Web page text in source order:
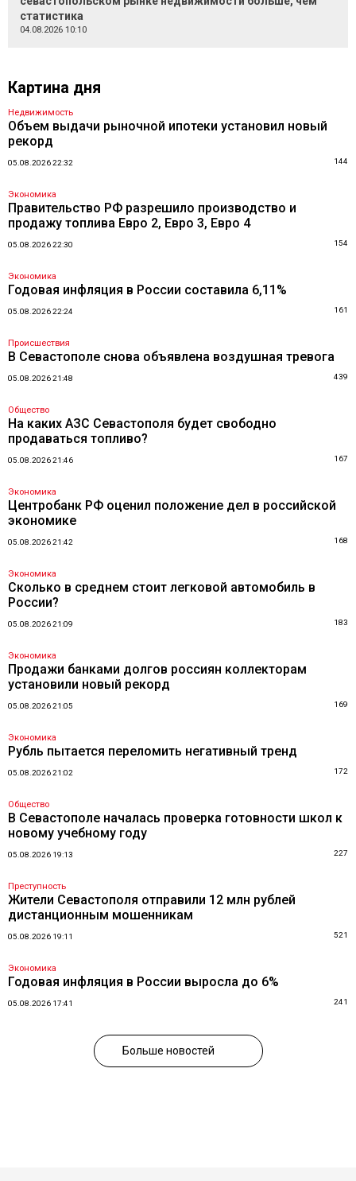
статистика
04.08.2026 10:10
Картина дня
Недвижимость
Объем выдачи рыночной ипотеки установил новый
рекорд
05.08.2026 22:32 144
Экономика
Правительство РФ разрешило производство и
продажу топлива Евро 2, Евро 3, Евро 4
05.08.2026 22:30 154
Экономика
Годовая инфляция в России составила 6,11%
05.08.2026 22:24 161
Происшествия
В Севастополе снова объявлена воздушная тревога
05.08.2026 21:48 439
Общество
На каких АЗС Севастополя будет свободно
продаваться топливо?
05.08.2026 21:46 167
Экономика
Центробанк РФ оценил положение дел в российской
экономике
05.08.2026 21:42 168
Экономика
Сколько в среднем стоит легковой автомобиль в
России?
05.08.2026 21:09 183
Экономика
Продажи банками долгов россиян коллекторам
установили новый рекорд
05.08.2026 21:05 169
Экономика
Рубль пытается переломить негативный тренд
05.08.2026 21:02 172
Общество
В Севастополе началась проверка готовности школ к
новому учебному году
05.08.2026 19:13 227
Преступность
Жители Севастополя отправили 12 млн рублей
дистанционным мошенникам
05.08.2026 19:11 521
Экономика
Годовая инфляция в России выросла до 6%
05.08.2026 17:41 241
Больше новостей